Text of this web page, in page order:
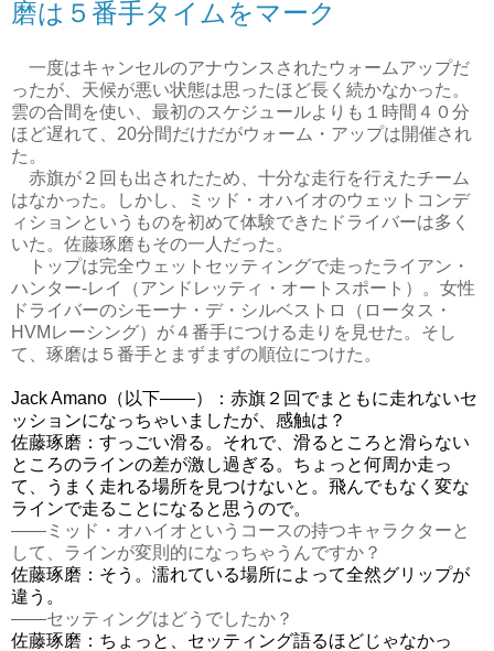
磨は５番手タイムをマーク
一度はキャンセルのアナウンスされたウォームアップだ
ったが、天候が悪い状態は思ったほど長く続かなかった。
雲の合間を使い、最初のスケジュールよりも１時間４０分
ほど遅れて、20分間だけだがウォーム・アップは開催され
た。
赤旗が２回も出されたため、十分な走行を行えたチーム
はなかった。しかし、ミッド・オハイオのウェットコンデ
ィションというものを初めて体験できたドライバーは多く
いた。佐藤琢磨もその一人だった。
トップは完全ウェットセッティングで走ったライアン・
ハンター-レイ（アンドレッティ・オートスポート）。女性
ドライバーのシモーナ・デ・シルベストロ（ロータス・
HVMレーシング）が４番手につける走りを見せた。そし
て、琢磨は５番手とまずまずの順位につけた。
Jack Amano（以下――）：赤旗２回でまともに走れないセ
ッションになっちゃいましたが、感触は？
佐藤琢磨：すっごい滑る。それで、滑るところと滑らない
ところのラインの差が激し過ぎる。ちょっと何周か走っ
て、うまく走れる場所を見つけないと。飛んでもなく変な
ラインで走ることになると思うので。
――ミッド・オハイオというコースの持つキャラクターと
して、ラインが変則的になっちゃうんですか？
佐藤琢磨：そう。濡れている場所によって全然グリップが
違う。
――セッティングはどうでしたか？
佐藤琢磨：ちょっと、セッティング語るほどじゃなかっ